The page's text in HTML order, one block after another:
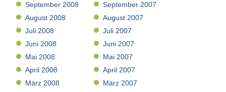
September 2008
August 2008
Juli 2008
Juni 2008
Mai 2008
April 2008
März 2008
September 2007
August 2007
Juli 2007
Juni 2007
Mai 2007
April 2007
März 2007